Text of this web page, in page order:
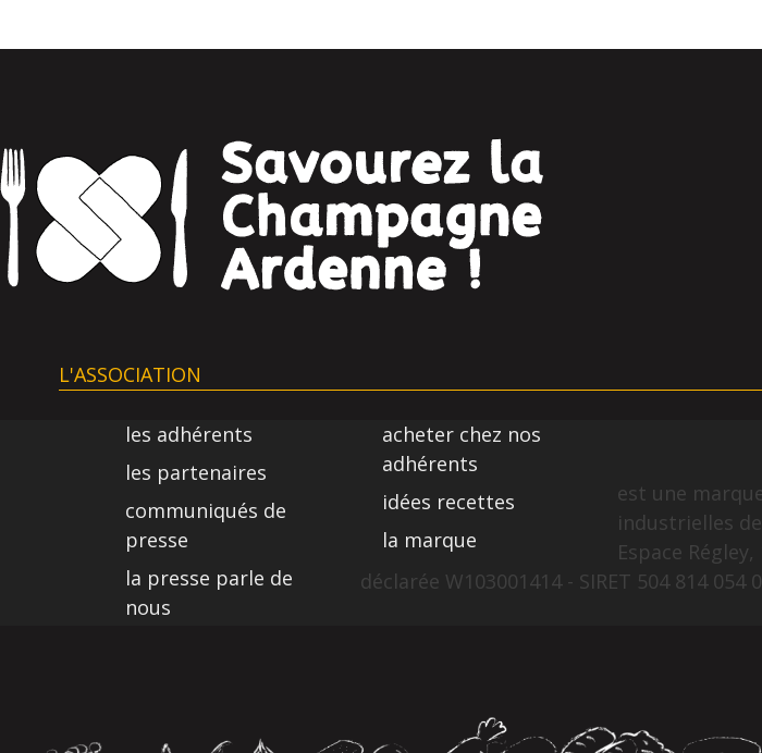
L'ASSOCIATION
les adhérents
les partenaires
communiqués de
presse
la presse parle de
nous
acheter chez nos
adhérents
idées recettes
la marque
est une
industrielles
Espace
déclarée W103001414 - SIRET 504 814